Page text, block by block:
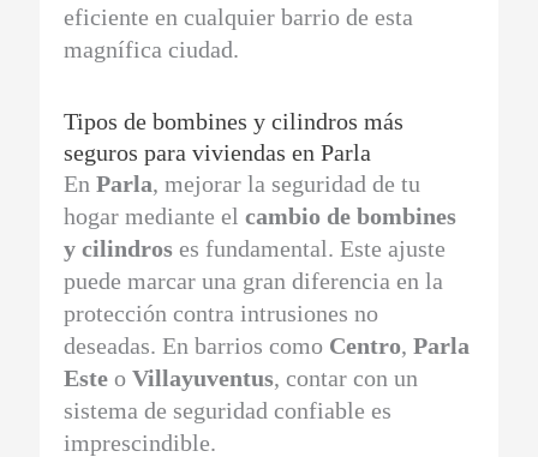
eficiente en cualquier barrio de esta
magnífica ciudad.
Tipos de bombines y cilindros más
seguros para viviendas en Parla
EnParla, mejorar la seguridad de tu
hogar mediante elcambio de bombines
y cilindros es fundamental. Este ajuste
puede marcar una gran diferencia en la
protección contra intrusiones no
deseadas. En barrios como Centro,Parla
Este oVillayuventus, contar con un
sistema de seguridad confiable es
imprescindible.